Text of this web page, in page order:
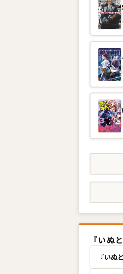
『いぬ
『いぬ